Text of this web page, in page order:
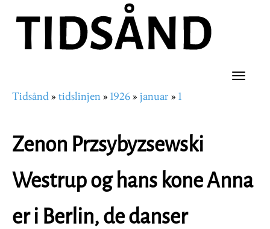
hovedinnhold
Toggle
Navigasjonssti
Tidsånd tidslinjen 1926 januar 1
Zenon Przsybyzsewski
Westrup og hans kone Anna
er i Berlin, de danser